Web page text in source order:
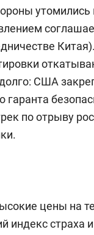
США
гаранта
по отрыву
цены на
индекс